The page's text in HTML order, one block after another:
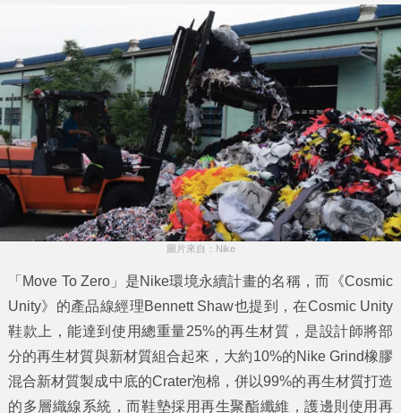
圖片來自：Nike
「Move To Zero」是Nike環境永續計畫的名稱，而《Cosmic
Unity》的產品線經理Bennett Shaw也提到，在Cosmic Unity
鞋款上，能達到使用總重量25%的再生材質，是設計師將部
分的再生材質與新材質組合起來，大約10%的Nike Grind橡膠
混合新材質製成中底的Crater泡棉，併以99%的再生材質打造
的多層織線系統，而鞋墊採用再生聚酯纖維，護邊則使用再